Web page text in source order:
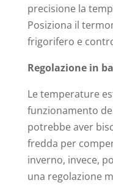
precisione la
Posiziona il
frigorifero e
Regolazione in
Le temperature
funzionamento
potrebbe aver
fredda per
inverno, invece,
una regolazione